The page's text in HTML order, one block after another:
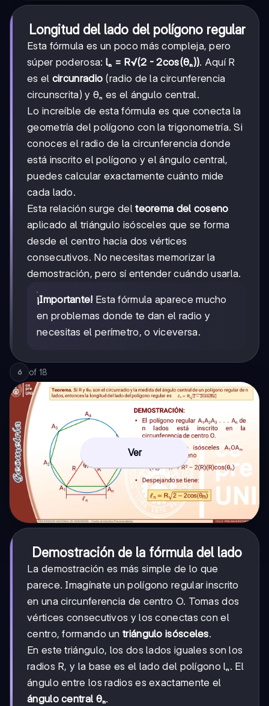
Longitud del lado del polígono regular
Esta fórmula es un poco más compleja, pero
súper poderosa: lₙ = R√(2 - 2cos(θₙ)). Aquí R
es el circunradio (radio de la circunferencia
circunscrita) y θₙ es el ángulo central.
Lo increíble de esta fórmula es que conecta la
geometría del polígono con la trigonometría. Si
conoces el radio de la circunferencia donde
está inscrito el polígono y el ángulo central,
puedes calcular exactamente cuánto mide
cada lado.
Esta relación surge delteorema del coseno
aplicado al triángulo isósceles que se forma
desde el centro hacia dos vértices
consecutivos. No necesitas memorizar la
demostración, pero sí entender cuándo usarla.
¡Importante! Esta fórmula aparece mucho
en problemas donde te dan el radio y
necesitas el perímetro, o viceversa.
6 of 18
Ver
Demostración de la fórmula del lado
La demostración es más simple de lo que
parece. Imagínate un polígono regular inscrito
en una circunferencia de centro O. Tomas dos
vértices consecutivos y los conectas con el
centro, formando untriángulo isósceles.
En este triángulo, los dos lados iguales son los
radios R, y la base es el lado del polígono lₙ. El
ángulo entre los radios es exactamente el
ángulo central θₙ.